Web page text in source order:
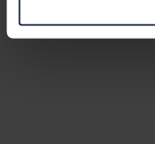
pueden combinarla con